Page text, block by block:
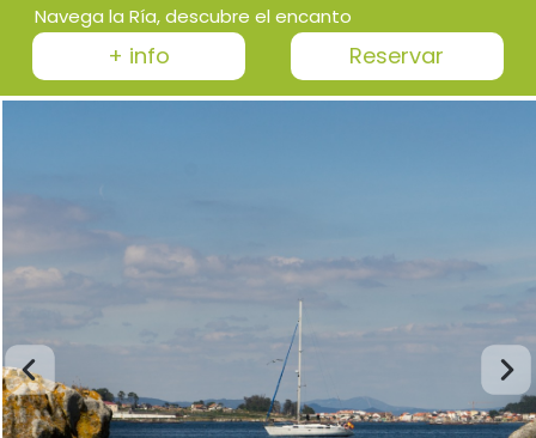
Navega la Ría, descubre el encanto
+ info Reservar